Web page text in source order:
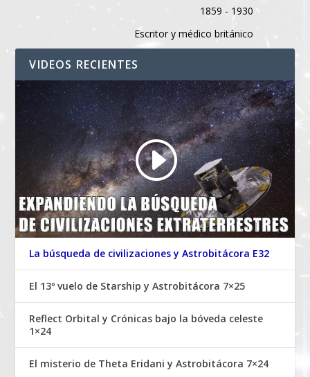
1859 - 1930
Escritor y médico británico
VIDEOS RECIENTES
La búsqueda de civilizaciones y Astrobitácora E32
El 13º vuelo de Starship y Astrobitácora 7×25
Reflect Orbital y Crónicas bajo la bóveda celeste
1×24
El misterio de Theta Eridani y Astrobitácora 7×24